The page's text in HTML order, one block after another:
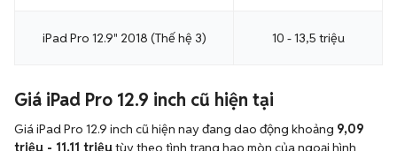
iPad Pro 12.9" 2018 (Thế hệ 3) 10 - 13,5 triệu
Giá iPad Pro 12.9 inch cũ hiện tại
Giá iPad Pro 12.9 inch cũ hiện nay đang dao động khoảng 9,09
triệu - 11,11 triệutùy theo tình trạng hao mòn của ngoại hình